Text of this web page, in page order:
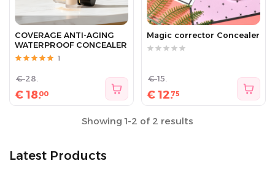
Latest Products
COVERAGE ANTI-AGING
WATERPROOF CONCEALER
1
€18.00
€28.
Magic corrector Concealer
€12.75
€15.
Showing 1-2 of 2 results